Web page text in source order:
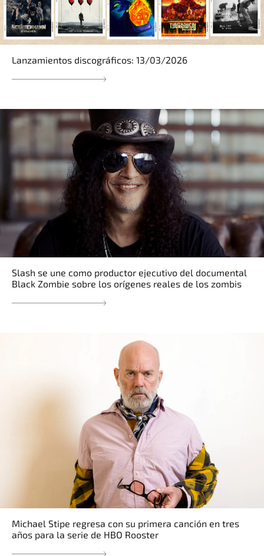
Lanzamientos discográficos: 13/03/2026
Slash se une como productor ejecutivo del documental
Black Zombie sobre los orígenes reales de los zombis
Michael Stipe regresa con su primera canción en tres
años para la serie de HBO Rooster